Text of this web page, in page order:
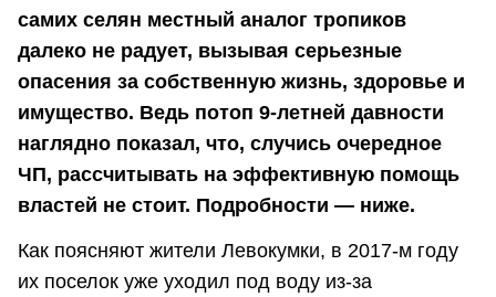
самих селян местный аналог тропиков
далеко не радует, вызывая серьезные
опасения за собственную жизнь, здоровье и
имущество. Ведь потоп 9-летней давности
наглядно показал, что, случись очередное
ЧП, рассчитывать на эффективную помощь
властей не стоит. Подробности — ниже.
Как поясняют жители Левокумки, в 2017-м году
их поселок уже уходил под воду из-за